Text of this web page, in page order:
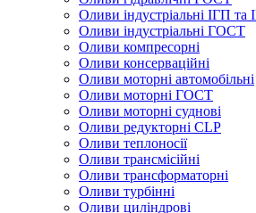
Оливи індустріальні ІГП
Оливи індустріальні ГОСТ
Оливи компресорні
Оливи консерваційні
Оливи моторні автомобільні
Оливи моторні ГОСТ
Оливи моторні суднові
Оливи редукторні CLP
Оливи теплоносії
Оливи трансмісійні
Оливи трансформаторні
Оливи турбінні
Оливи циліндрові